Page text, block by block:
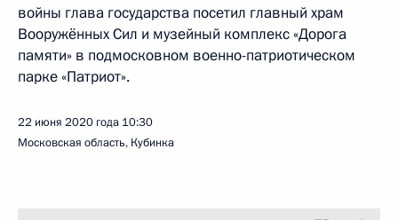
войны глава государства посетил главный храм
Вооружённых Сил и музейный комплекс «Дорога
памяти» в подмосковном военно-патриотическом
парке «Патриот».
22 июня 2020 года 10:30
Московская область, Кубинка